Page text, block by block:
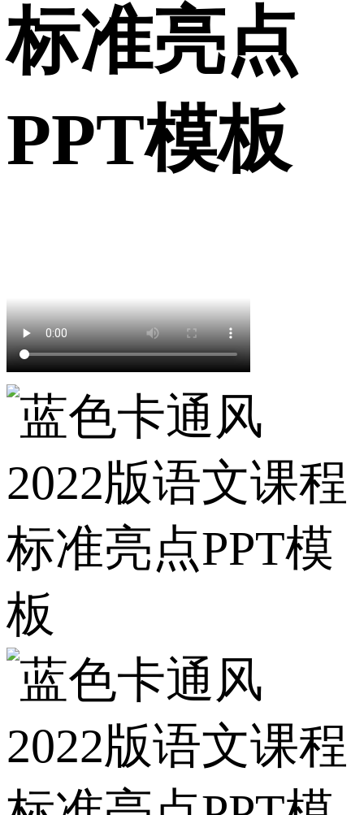
标准亮点
PPT模板